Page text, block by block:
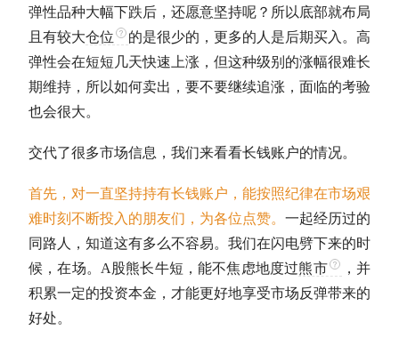
弹性品种大幅下跌后，还愿意坚持呢？所以底部就布局
且有较大仓位
的是很少的，更多的人是后期买入。高
弹性会在短短几天快速上涨，但这种级别的涨幅很难长
期维持，所以如何卖出，要不要继续追涨，面临的考验
也会很大。
交代了很多市场信息，我们来看看长钱账户的情况。
首先，对一直坚持持有长钱账户，能按照纪律在市场艰
难时刻不断投入的朋友们，为各位点赞。 一起经历过的
同路人，知道这有多么不容易。我们在闪电劈下来的时
候，在场。 A股熊长牛短，能不焦虑地度过熊市
，并
积累一定的投资本金，才能更好地享受市场反弹带来的
好处。